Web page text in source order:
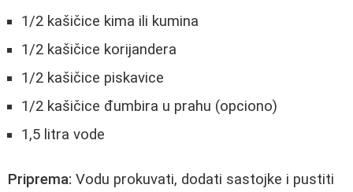
1/2 kašičice kima ili kumina
1/2 kašičice korijandera
1/2 kašičice piskavice
1/2 kašičice đumbira u prahu (opciono)
1,5 litra vode
Priprema: Vodu prokuvati, dodati sastojke i pustiti